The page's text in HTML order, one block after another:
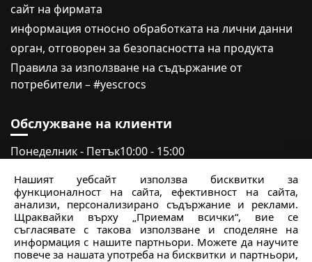
сайт на фирмата
информация относно обработката на лични данни
oрган, отговорен за безопасността на продукта
Правила за използване на съдържание от
потребители – #yescrocs
Обслужване на клиенти
Понеделник - Петък10:00 - 15:00
crocs.bg@intersocks.pl
+359
Нашият уебсайт използва бисквитки за
функционалност на сайта, ефективност на сайта,
анализи, персонализирано съдържание и реклами.
Щраквайки върху „Приемам всички“, вие се
съгласявате с такова използване и споделяне на
информация с нашите партньори. Можете да научите
повече за нашата употреба на бисквитки и партньори,